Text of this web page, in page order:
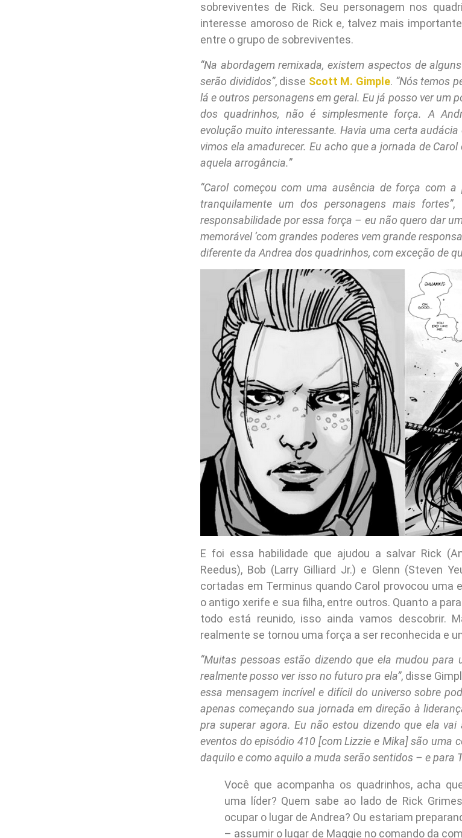
sobreviventes de Rick. Seu personagem nos
interesse amoroso de Rick e, talvez mais
entre o grupo de sobreviventes.
“Na abordagem remixada, existem aspectos de
serão divididos”, disse Scott M. Gimple. “Nós temos
lá e outros personagens em geral. Eu já posso ver um
dos quadrinhos, não é simplesmente força. A
evolução muito interessante. Havia uma certa
vimos ela amadurecer. Eu acho que a jornada de
aquela arrogância.”
“Carol começou com uma ausência de força com
tranquilamente um dos personagens mais fortes”,
responsabilidade por essa força – eu não quero dar
memorável ‘com grandes poderes vem grande
diferente da Andrea dos quadrinhos, com exceção de
E foi essa habilidade que ajudou a salvar Rick
Reedus), Bob (Larry Gilliard Jr.) e Glenn (Steven
cortadas em Terminus quando Carol provocou uma
o antigo xerife e sua filha, entre outros. Quanto a
todo está reunido, isso ainda vamos descobrir.
realmente se tornou uma força a ser reconhecida e
“Muitas pessoas estão dizendo que ela mudou para
realmente posso ver isso no futuro pra ela”, disse
essa mensagem incrível e difícil do universo sobre
apenas começando sua jornada em direção à
pra superar agora. Eu não estou dizendo que ela
eventos do episódio 410 [com Lizzie e Mika] são uma
daquilo e como aquilo a muda serão sentidos – e para
Você que acompanha os quadrinhos, acha
uma líder? Quem sabe ao lado de Rick
ocupar o lugar de Andrea? Ou estariam
– assumir o lugar de Maggie no comando da